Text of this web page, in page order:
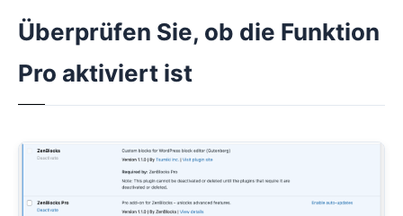
Überprüfen Sie, ob die Funktion
Pro aktiviert ist